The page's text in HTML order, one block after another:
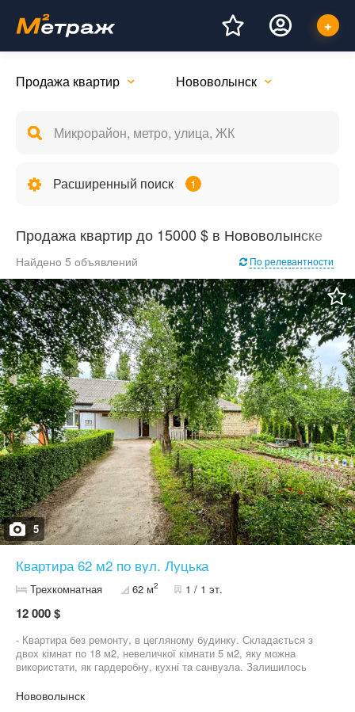
Продажа квартир Нововолынск
Расширенный поиск 1
Продажа квартир до 15000 $ в Нововолынске
Найдено 5 объявлений По релевантности
5
Квартира 62 м2 по вул. Луцька
Трехкомнатная 62 м2 1 / 1 эт.
12 000 $
- Квартира без ремонту, в цегляному будинку. Складається з
двох кімнат по 18 м2, невеличкої кімнати 5 м2, яку можна
використати, як гардеробну, кухні та санвузла. Залишилось
покладено бруківку. - Підведено воду, є септик. Газ поруч з
Нововолынск